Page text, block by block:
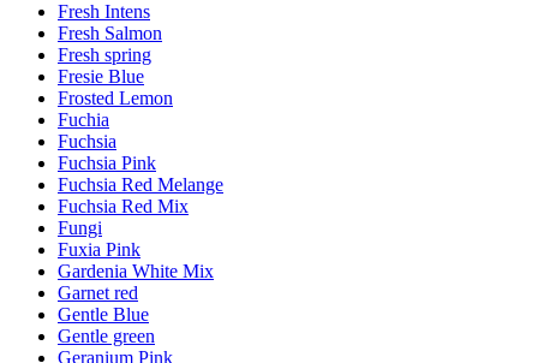
Fresh Intens
Fresh Salmon
Fresh spring
Fresie Blue
Frosted Lemon
Fuchia
Fuchsia
Fuchsia Pink
Fuchsia Red Melange
Fuchsia Red Mix
Fungi
Fuxia Pink
Gardenia White Mix
Garnet red
Gentle Blue
Gentle green
Geranium Pink